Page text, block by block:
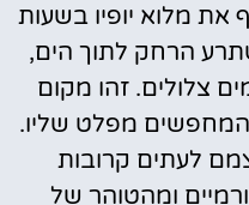
את מלוא יופיו בשעות
הרחק לתוך הים,
צלולים. זהו מקום
המחפשים מפלט שליו.
לעתים קרובות
ומהטוהר של